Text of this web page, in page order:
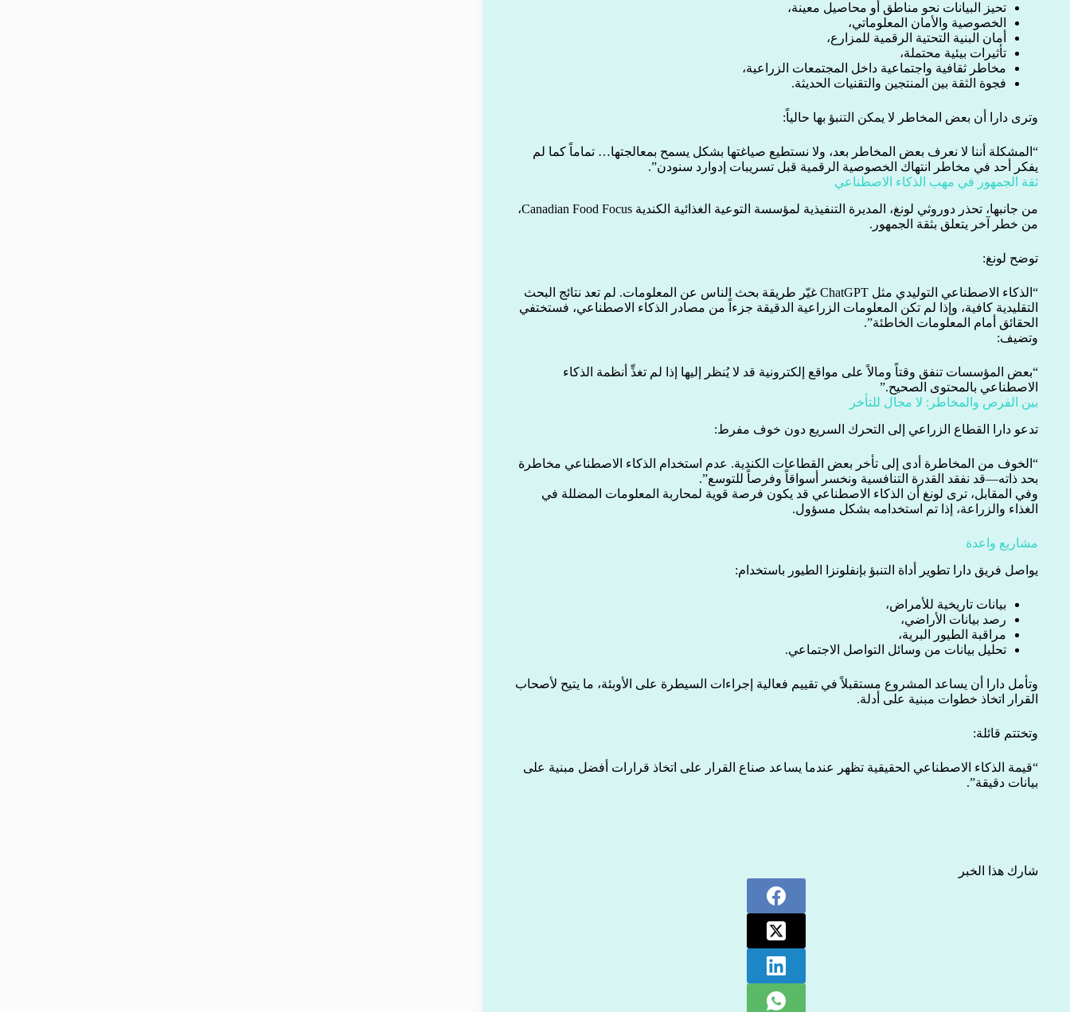
تحيز البيانات نحو مناطق أو محاصيل معينة،
الخصوصية والأمان المعلوماتي،
أمان البنية التحتية الرقمية للمزارع،
تأثيرات بيئية محتملة،
مخاطر ثقافية واجتماعية داخل المجتمعات الزراعية،
فجوة الثقة بين المنتجين والتقنيات الحديثة.
وترى دارا أن بعض المخاطر لا يمكن التنبؤ بها حالياً:
“المشكلة أننا لا نعرف بعض المخاطر بعد، ولا نستطيع صياغتها بشكل يسمح بمعالجتها… تماماً كما لم
يفكر أحد في مخاطر انتهاك الخصوصية الرقمية قبل تسريبات إدوارد سنودن”.
ثقة الجمهور في مهب الذكاء الاصطناعي
من جانبها، تحذر دوروثي لونغ، المديرة التنفيذية لمؤسسة التوعية الغذائية الكندية Canadian Food Focus،
من خطر آخر يتعلق بثقة الجمهور.
توضح لونغ:
“الذكاء الاصطناعي التوليدي مثل ChatGPT غيّر طريقة بحث الناس عن المعلومات. لم تعد نتائج البحث
التقليدية كافية، وإذا لم تكن المعلومات الزراعية الدقيقة جزءاً من مصادر الذكاء الاصطناعي، فستختفي
الحقائق أمام المعلومات الخاطئة”.
وتضيف:
“بعض المؤسسات تنفق وقتاً ومالاً على مواقع إلكترونية قد لا يُنظر إليها إذا لم تغذِّ أنظمة الذكاء
الاصطناعي بالمحتوى الصحيح.”
بين الفرص والمخاطر: لا مجال للتأخر
تدعو دارا القطاع الزراعي إلى التحرك السريع دون خوف مفرط:
“الخوف من المخاطرة أدى إلى تأخر بعض القطاعات الكندية. عدم استخدام الذكاء الاصطناعي مخاطرة
بحد ذاته—قد نفقد القدرة التنافسية ونخسر أسواقاً وفرصاً للتوسع”.
وفي المقابل، ترى لونغ أن الذكاء الاصطناعي قد يكون فرصة قوية لمحاربة المعلومات المضللة في
الغذاء والزراعة، إذا تم استخدامه بشكل مسؤول.
مشاريع واعدة
يواصل فريق دارا تطوير أداة التنبؤ بإنفلونزا الطيور باستخدام:
بيانات تاريخية للأمراض،
رصد بيانات الأراضي،
مراقبة الطيور البرية،
تحليل بيانات من وسائل التواصل الاجتماعي.
وتأمل دارا أن يساعد المشروع مستقبلاً في تقييم فعالية إجراءات السيطرة على الأوبئة، ما يتيح لأصحاب
القرار اتخاذ خطوات مبنية على أدلة.
وتختتم قائلة:
“قيمة الذكاء الاصطناعي الحقيقية تظهر عندما يساعد صناع القرار على اتخاذ قرارات أفضل مبنية على
بيانات دقيقة”.
شارك هذا الخبر